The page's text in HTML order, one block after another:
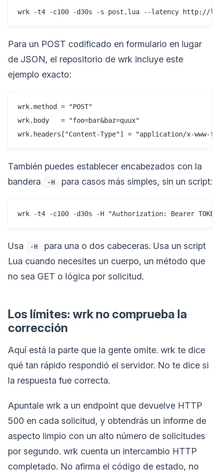
Para un POST codificado en formulario en lugar
de JSON, el repositorio de wrk incluye este
ejemplo exacto:
wrk.method = "POST"
wrk.body   = "foo=bar&baz=quux"
También puedes establecer encabezados con la
bandera
-H para casos más simples, sin un script:
Usa -H
para una o dos cabeceras. Usa un script
Lua cuando necesites un cuerpo, un método que
no sea GET o lógica por solicitud.
Los límites: wrk no comprueba la
corrección
Aquí está la parte que la gente omite. wrk te dice
qué tan rápido respondió el servidor. No te dice si
la respuesta fue correcta.
Apuntale wrk a un endpoint que devuelve HTTP
500 en cada solicitud, y obtendrás un informe de
aspecto limpio con un alto número de solicitudes
por segundo. wrk cuenta un intercambio HTTP
completado. No afirma el código de estado, no